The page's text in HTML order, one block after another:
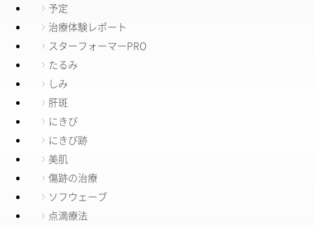
予定
治療体験レポート
スターフォーマーPRO
たるみ
しみ
肝斑
にきび
にきび跡
美肌
傷跡の治療
ソフウェーブ
点滴療法